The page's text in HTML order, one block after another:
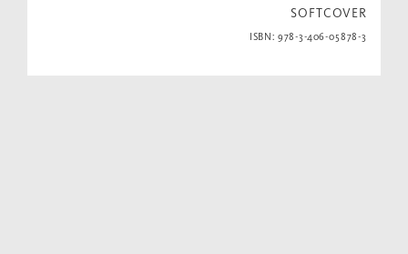
SOFTCOVER
ISBN: 978-3-406-05878-3